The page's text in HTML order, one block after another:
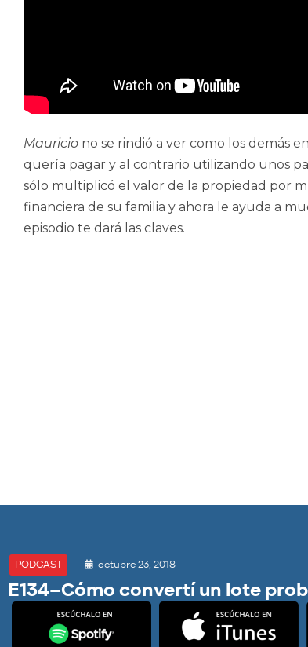
Mauricio no se rindió a ver como los demás
quería pagar y al contrario utilizando unos
sólo multiplicó el valor de la propiedad por
financiera de su familia y ahora le ayuda a
episodio te dará las claves.
PODCAST octubre 23, 2018
E134–Cómo convertí un lote